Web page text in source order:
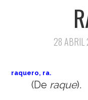
MIS VIAJES
28 ABRIL
raquero, ra.
(De raque).